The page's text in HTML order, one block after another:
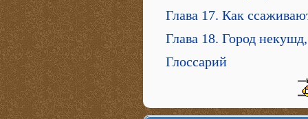
Глава 17. Как
Глава 18. Город
Глоссарий